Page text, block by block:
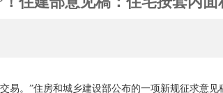
易。”住房和城乡建设部公布的一项新规征求意见